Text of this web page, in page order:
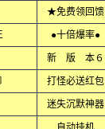
★免费领回馈
●十倍爆率●
新 版 本６
打怪必送红包
迷失沉默神器